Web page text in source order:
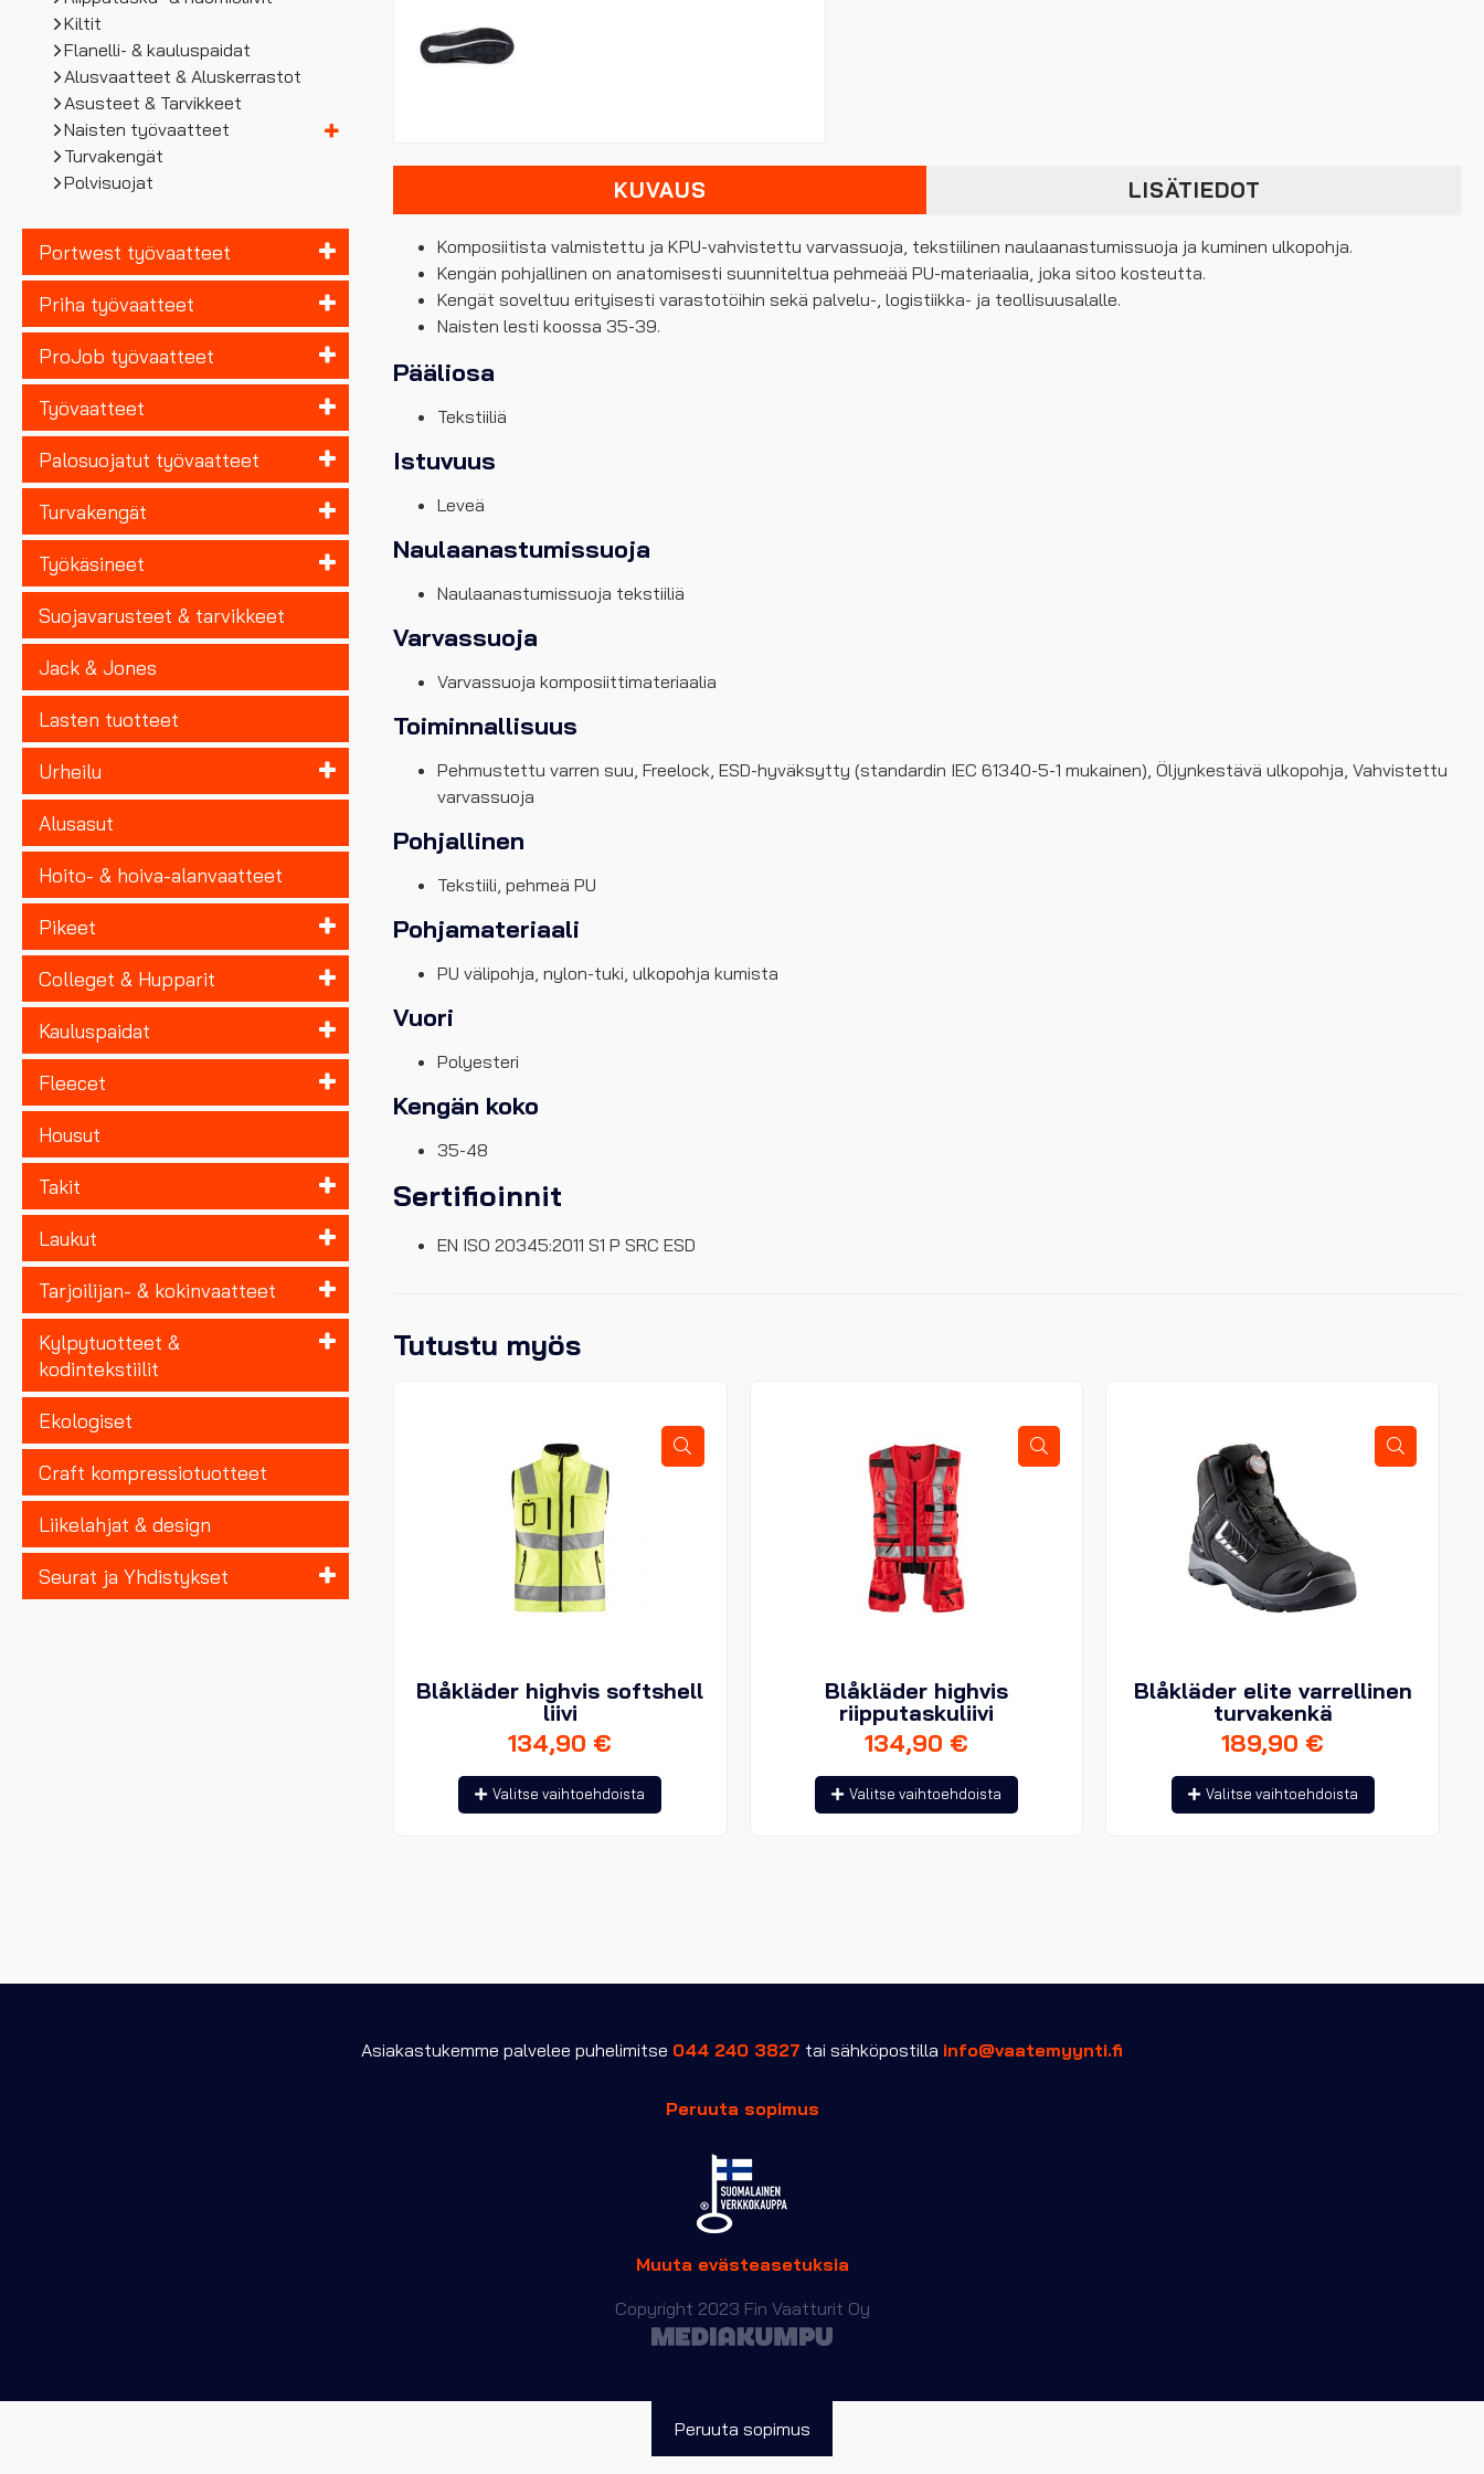
Kiltit
Flanelli- & kauluspaidat
Alusvaatteet & Aluskerrastot
Asusteet & Tarvikkeet
Naisten työvaatteet
Turvakengät
Polvisuojat
Portwest työvaatteet
Priha työvaatteet
ProJob työvaatteet
Työvaatteet
Palosuojatut työvaatteet
Turvakengät
Työkäsineet
Suojavarusteet & tarvikkeet
Jack & Jones
Lasten tuotteet
Urheilu
Alusasut
Hoito- & hoiva-alanvaatteet
Pikeet
Colleget & Hupparit
Kauluspaidat
Fleecet
Housut
Takit
Laukut
Tarjoilijan- & kokinvaatteet
Kylpytuotteet &
kodintekstiilit
Ekologiset
Craft kompressiotuotteet
Liikelahjat & design
Seurat ja Yhdistykset
KUVAUS LISÄTIEDOT
Komposiitista valmistettu ja KPU-vahvistettu varvassuoja, tekstiilinen naulaanastumissuoja ja kuminen ulkopohja.
Kengän pohjallinen on anatomisesti suunniteltua pehmeää PU-materiaalia, joka sitoo kosteutta.
Kengät soveltuu erityisesti varastotöihin sekä palvelu-, logistiikka- ja teollisuusalalle.
Naisten lesti koossa 35-39.
Pääliosa
Tekstiiliä
Istuvuus
Leveä
Naulaanastumissuoja
Naulaanastumissuoja tekstiiliä
Varvassuoja
Varvassuoja komposiittimateriaalia
Toiminnallisuus
Pehmustettu varren suu, Freelock, ESD-hyväksytty (standardin IEC 61340-5-1 mukainen), Öljynkestävä ulkopohja, Vahvistettu
varvassuoja
Pohjallinen
Tekstiili, pehmeä PU
Pohjamateriaali
PU välipohja, nylon-tuki, ulkopohja kumista
Vuori
Polyesteri
Kengän koko
35-48
Sertifioinnit
EN ISO 20345:2011 S1 P SRC ESD
Tutustu myös
Blåkläder highvis softshell
liivi
134,90 €
Valitse vaihtoehdoista
Tällä
tuotteella
Blåkläder highvis
riipputaskuliivi
134,90 €
Valitse vaihtoehdoista
Tällä
tuotteella
Blåkläder elite varrellinen
turvakenkä
189,90 €
Valitse vaihtoehdoista
Tällä
tuotteella
Asiakastukemme palvelee puhelimitse 044 240 3827 tai sähköpostilla info@vaatemyynti.fi
Peruuta sopimus
Muuta evästeasetuksia
Copyright 2023 Fin Vaatturit Oy
Peruuta sopimus